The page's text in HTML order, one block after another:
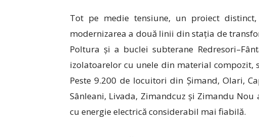
Tot pe medie tensiune, un proiect
modernizarea a două linii din stația de
Poltura și a buclei subterane
izolatoarelor cu unele din material compozit,
Peste 9.200 de locuitori din Șimand, Olari,
Sânleani, Livada, Zimandcuz și Zimandu
cu energie electrică considerabil mai fiabilă.